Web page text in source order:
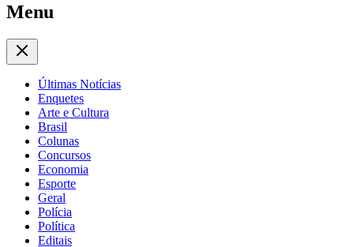
Menu
Últimas Notícias
Enquetes
Arte e Cultura
Brasil
Colunas
Concursos
Economia
Esporte
Geral
Polícia
Política
Editais